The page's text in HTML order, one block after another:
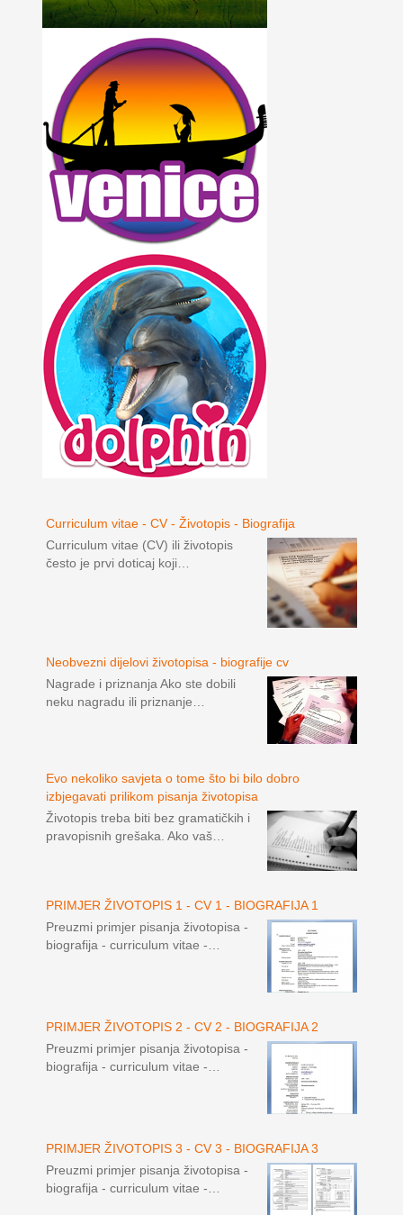
Curriculum vitae - CV - Životopis - Biografija
Curriculum vitae (CV) ili životopis
često je prvi doticaj koji…
Neobvezni dijelovi životopisa - biografije cv
Nagrade i priznanja Ako ste dobili
neku nagradu ili priznanje…
Evo nekoliko savjeta o tome što bi bilo dobro
izbjegavati prilikom pisanja životopisa
Životopis treba biti bez gramatičkih i
pravopisnih grešaka. Ako vaš…
PRIMJER ŽIVOTOPIS 1 - CV 1 - BIOGRAFIJA 1
Preuzmi primjer pisanja životopisa -
biografija - curriculum vitae -…
PRIMJER ŽIVOTOPIS 2 - CV 2 - BIOGRAFIJA 2
Preuzmi primjer pisanja životopisa -
biografija - curriculum vitae -…
PRIMJER ŽIVOTOPIS 3 - CV 3 - BIOGRAFIJA 3
Preuzmi primjer pisanja životopisa -
biografija - curriculum vitae -…